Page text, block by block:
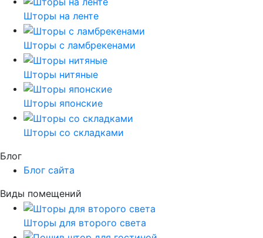
Шторы на ленте
Шторы с ламбрекенами
Шторы нитяные
Шторы японские
Шторы со складками
Блог
Блог сайта
Виды помещений
Шторы для второго света